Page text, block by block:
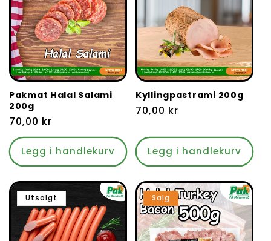
Pakmat Halal Salami
200g
Vanlig
pris
70,00 kr
Legg i handlekurv
Kyllingpastrami 200g
Vanlig
70,00 kr
Legg i handlekurv
Utsolgt Salg